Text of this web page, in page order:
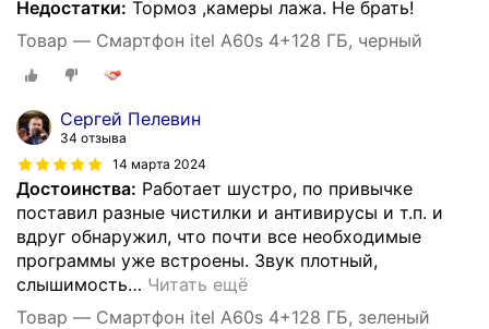
Недостатки: Тормоз ,камеры лажа. Не брать!
Товар — Смартфон itel A60s 4+128 ГБ, черный
Сергей Пелевин
34 отзыва
14 марта 2024
Достоинства: Работает шустро, по привычке
поставил разные чистилки и антивирусы и т.п. и
вдруг обнаружил, что почти все необходимые
программы уже встроены. Звук плотный,
слышимость… Читать ещё
Товар — Смартфон itel A60s 4+128 ГБ, зеленый